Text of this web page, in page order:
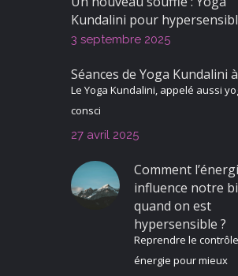
Kundalini pour
3 septembre 2025
Séances de Yoga Kundalini
Le Yoga Kundalini, appelé aussi
consci
27 avril 2025
Comment
influence notre
quand on est
hypersensible ?
Reprendre le
énergie pour mieux